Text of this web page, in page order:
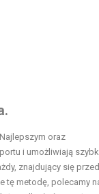
oraz
i umożliwiają
znajdujący się
tę metodę, polecamy